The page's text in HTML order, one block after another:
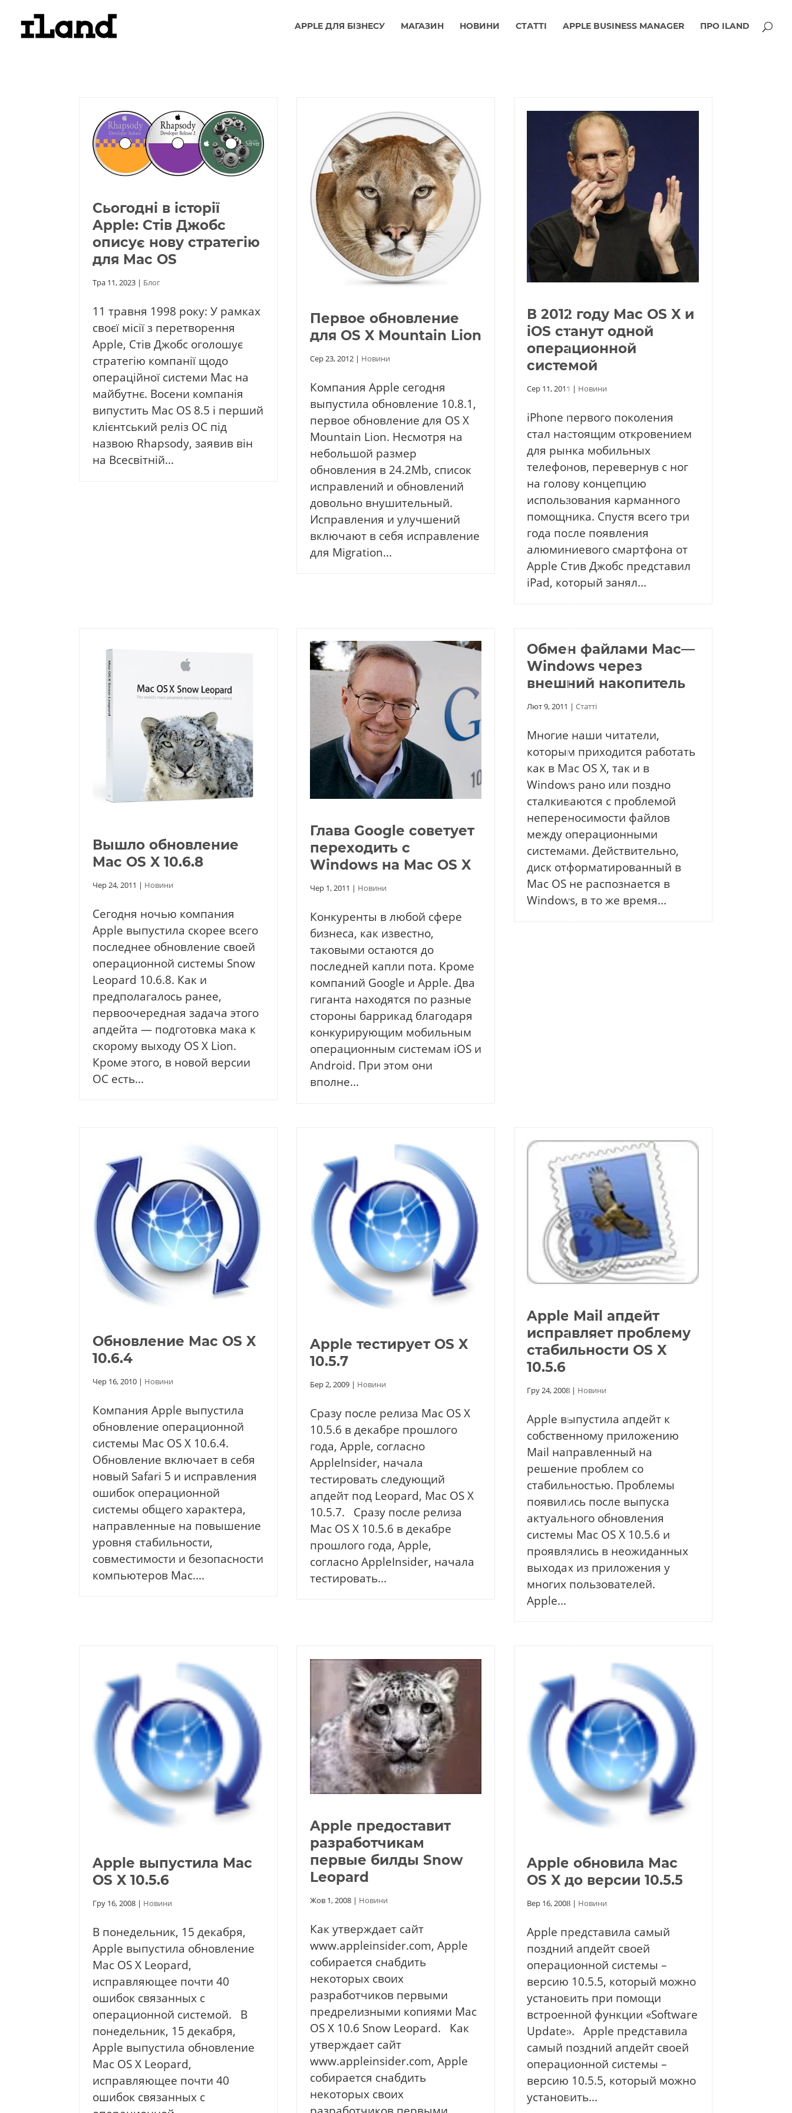
APPLE ДЛЯ БІЗНЕСУ МАГАЗИН НОВИНИ СТАТТІ APPLE BUSINESS MANAGER ПРО ILAND
Сьогодні в історії
Apple: Стів Джобс
описує нову стратегію
для Mac OS
Тра 11, 2023| Блог
11 травня 1998 року: У рамках
своєї місії з перетворення
Apple, Стів Джобс оголошує
стратегію компанії щодо
операційної системи Mac на
майбутнє. Восени компанія
випустить Mac OS 8.5 і перший
клієнтський реліз ОС під
назвою Rhapsody, заявив він
на Всесвітній...
Первое обновление
для OS X Mountain Lion
Сер 23, 2012| Новини
Компания Apple сегодня
выпустила обновление 10.8.1,
первое обновление для OS X
Mountain Lion. Несмотря на
небольшой размер
обновления в 24.2Mb, список
исправлений и обновлений
довольно внушительный.
Исправления и улучшений
включают в себя исправление
для Migration...
В 2012 году Mac OS X и
iOS станут одной
операционной
системой
Сер 11, 2011 | Новини
iPhone первого поколения
стал настоящим откровением
для рынка мобильных
телефонов, перевернув с ног
на голову концепцию
использования карманного
помощника. Спустя всего три
года после появления
алюминиевого смартфона от
Apple Стив Джобс представил
iPad, который занял...
Вышло обновление
Mac OS X 10.6.8
Чер 24, 2011 | Новини
Сегодня ночью компания
Apple выпустила скорее всего
последнее обновление своей
операционной системы Snow
Leopard 10.6.8. Как и
предполагалось ранее,
первоочередная задача этого
апдейта — подготовка мака к
скорому выходу OS X Lion.
Кроме этого, в новой версии
ОС есть...
Глава Google советует
переходить с
Windows на Mac OS X
Чер 1, 2011 | Новини
Конкуренты в любой сфере
бизнеса, как известно,
таковыми остаются до
последней капли пота. Кроме
компаний Google и Apple. Два
гиганта находятся по разные
стороны баррикад благодаря
конкурирующим мобильным
операционным системам iOS и
Android. При этом они
вполне...
Обмен файлами Mac—
Windows через
внешний накопитель
Лют 9, 2011 |Статті
Многие наши читатели,
которым приходится работать
как в Mac OS X, так и в
Windows рано или поздно
сталкиваются с проблемой
непереносимости файлов
между операционными
системами. Действительно,
диск отформатированный в
Mac OS не распознается в
Windows, в то же время...
Обновление Mac OS X
10.6.4
Чер 16, 2010| Новини
Компания Apple выпустила
обновление операционной
системы Mac OS X 10.6.4.
Обновление включает в себя
новый Safari 5 и исправления
ошибок операционной
системы общего характера,
направленные на повышение
уровня стабильности,
совместимости и безопасности
компьютеров Mac....
Apple тестирует OS X
10.5.7
Бер 2, 2009| Новини
Сразу после релиза Mac OS X
10.5.6 в декабре прошлого
года, Apple, согласно
AppleInsider, начала
тестировать следующий
апдейт под Leopard, Mac OS X
10.5.7. Сразу после релиза
Mac OS X 10.5.6 в декабре
прошлого года, Apple,
согласно AppleInsider, начала
тестировать...
Apple Mail апдейт
исправляет проблему
стабильности OS X
10.5.6
Гру 24, 2008 | Новини
Apple выпустила апдейт к
собственному приложению
Mail направленный на
решение проблем со
стабильностью. Проблемы
появились после выпуска
актуального обновления
системы Mac OS X 10.5.6 и
проявлялись в неожиданных
выходах из приложения у
многих пользователей.
Apple...
Apple выпустила Mac
OS X 10.5.6
Гру 16, 2008| Новини
В понедельник, 15 декабря,
Apple выпустила обновление
Mac OS X Leopard,
исправляющее почти 40
ошибок связанных с
операционной системой. В
понедельник, 15 декабря,
Apple выпустила обновление
Mac OS X Leopard,
исправляющее почти 40
ошибок связанных с
Apple предоставит
разработчикам
первые билды Snow
Leopard
Жов 1, 2008| Новини
Как утверждает сайт
www.appleinsider.com, Apple
собирается снабдить
некоторых своих
разработчиков первыми
предрелизными копиями Mac
OS X 10.6 Snow Leopard. Как
утверждает сайт
www.appleinsider.com, Apple
собирается снабдить
некоторых своих
Apple обновила Mac
OS X до версии 10.5.5
Вер 16, 2008 | Новини
Apple представила самый
поздний апдейт своей
операционной системы –
версию 10.5.5, который можно
установить при помощи
встроенной функции «Software
Update». Apple представила
самый поздний апдейт своей
операционной системы –
версию 10.5.5, который можно
установить...